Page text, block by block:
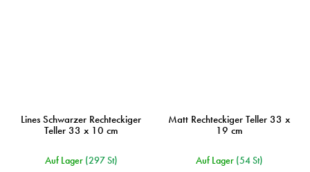
Lines Schwarzer Rechteckiger
Teller 33 x 10 cm
Auf Lager (297 St)
Matt Rechteckiger Teller 33 x
19 cm
Auf Lager (54 St)